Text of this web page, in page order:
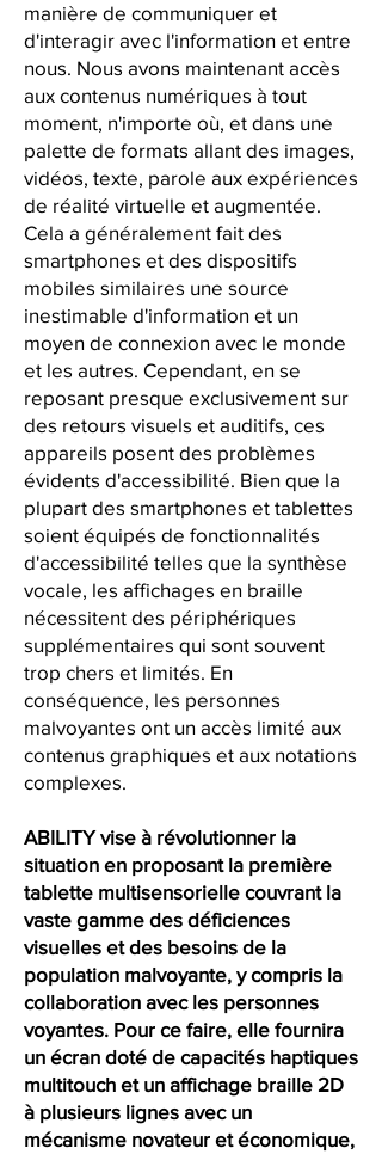
manière de communiquer et
d'interagir avec l'information et entre
nous. Nous avons maintenant accès
aux contenus numériques à tout
moment, n'importe où, et dans une
palette de formats allant des images,
vidéos, texte, parole aux expériences
de réalité virtuelle et augmentée.
Cela a généralement fait des
smartphones et des dispositifs
mobiles similaires une source
inestimable d'information et un
moyen de connexion avec le monde
et les autres. Cependant, en se
reposant presque exclusivement sur
des retours visuels et auditifs, ces
appareils posent des problèmes
évidents d'accessibilité. Bien que la
plupart des smartphones et tablettes
soient équipés de fonctionnalités
d'accessibilité telles que la synthèse
vocale, les affichages en braille
nécessitent des périphériques
supplémentaires qui sont souvent
trop chers et limités. En
conséquence, les personnes
malvoyantes ont un accès limité aux
contenus graphiques et aux notations
complexes.
ABILITY vise à révolutionner la
situation en proposant la première
tablette multisensorielle couvrant la
vaste gamme des déficiences
visuelles et des besoins de la
population malvoyante, y compris la
collaboration avec les personnes
voyantes. Pour ce faire, elle fournira
un écran doté de capacités haptiques
multitouch et un affichage braille 2D
à plusieurs lignes avec un
mécanisme novateur et économique,